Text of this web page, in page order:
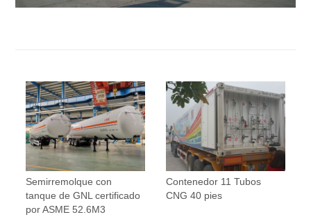
Semirremolque con
tanque de GNL certificado
por ASME 52.6M3
Contenedor 11 Tubos
CNG 40 pies